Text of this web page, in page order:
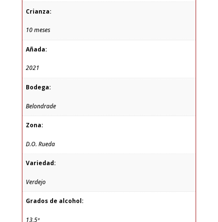
Crianza:
10 meses
Añada:
2021
Bodega:
Belondrade
Zona:
D.O. Rueda
Variedad:
Verdejo
Grados de alcohol:
13,5º